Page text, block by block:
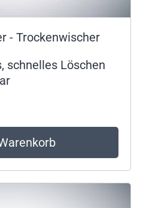
- Trockenwischer
schnelles Löschen